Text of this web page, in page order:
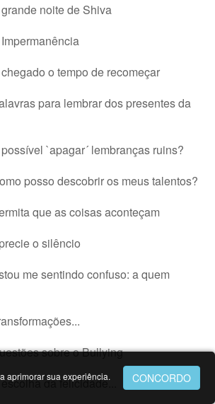
noite de Shiva
o tempo de recomeçar
para lembrar dos presentes da
`apagar´ lembranças ruins?
posso descobrir os meus talentos?
que as coisas aconteçam
o silêncio
me sentindo confuso: a quem
sobre o Bullying
da felicidade...
aprimorar sua experiência.